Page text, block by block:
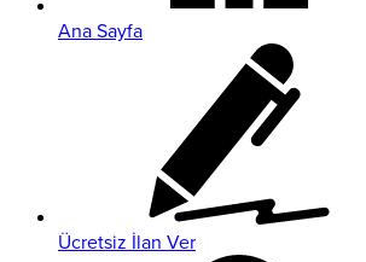
Ana Sayfa
Ücretsiz İlan Ver